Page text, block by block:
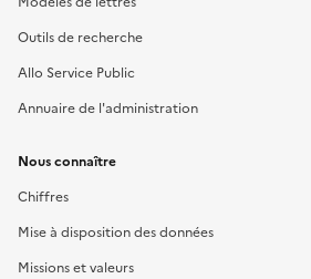
Outils de recherche
Allo Service Public
Annuaire de l'administration
Nous connaître
Chiffres
Mise à disposition des données
Missions et valeurs